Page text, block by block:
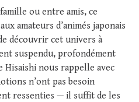
ou entre amis, ce
amateurs d’animés japonais
découvrir cet univers à
suspendu, profondément
Hisaishi nous rappelle avec
n’ont pas besoin
ressenties — il suffit de les